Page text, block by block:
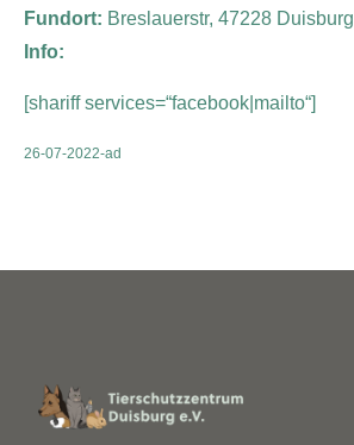
Fundort: Breslauerstr, 47228 Duisburg
Info:
[shariff services=“facebook|mailto“]
26-07-2022-ad